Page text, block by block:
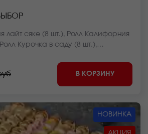
лайт сяке (8 шт.), Ролл Калифорния
Курочка в саду (8 шт.),
блюда может отличаться от фото на
В КОРЗИНУ
НОВИНКА